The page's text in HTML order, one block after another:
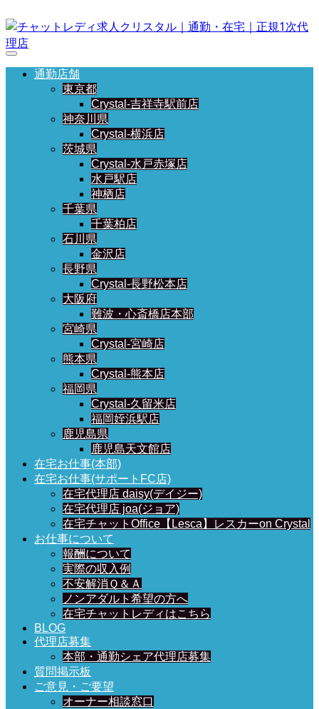
通勤店舗
東京都
Crystal-吉祥寺駅前店
神奈川県
Crystal-横浜店
茨城県
Crystal-水戸赤塚店
水戸駅店
神栖店
千葉県
千葉柏店
石川県
金沢店
長野県
Crystal-長野松本店
大阪府
難波・心斎橋店本部
宮崎県
Crystal-宮崎店
熊本県
Crystal-熊本店
福岡県
Crystal-久留米店
福岡姪浜駅店
鹿児島県
鹿児島天文館店
在宅お仕事(本部)
在宅お仕事(サポートFC店)
在宅代理店 daisy(デイジー)
在宅代理店 joa(ジョア)
在宅チャットOffice【Lesca】レスカーon Crystal
お仕事について
報酬について
実際の収入例
不安解消Ｑ＆Ａ
ノンアダルト希望の方へ
在宅チャットレディはこちら
BLOG
代理店募集
本部・通勤シェア代理店募集
質問掲示板
ご意見・ご要望
オーナー相談窓口